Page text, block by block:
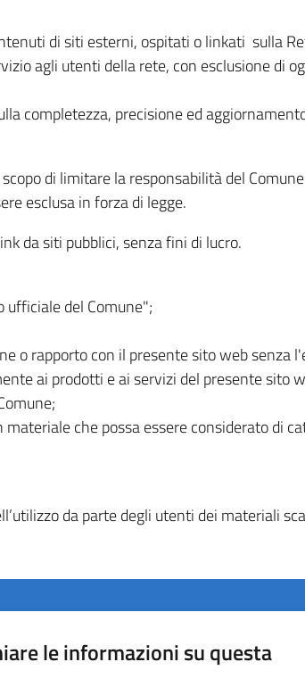
di siti esterni, ospitati o linkati sulla
agli utenti della rete, con esclusione di
completezza, precisione ed
di limitare la responsabilità del
esclusa in forza di legge.
da siti pubblici, senza fini di lucro.
del Comune";
o rapporto con il presente sito web senza
ai prodotti e ai servizi del presente sito
che possa essere considerato di
da parte degli utenti dei materiali
le informazioni su questa